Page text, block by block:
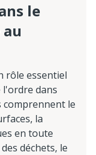
le
rôle essentiel
l'ordre dans
comprennent le
la
en toute
déchets, le